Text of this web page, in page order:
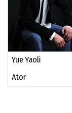
Yue Yaoli
Ator